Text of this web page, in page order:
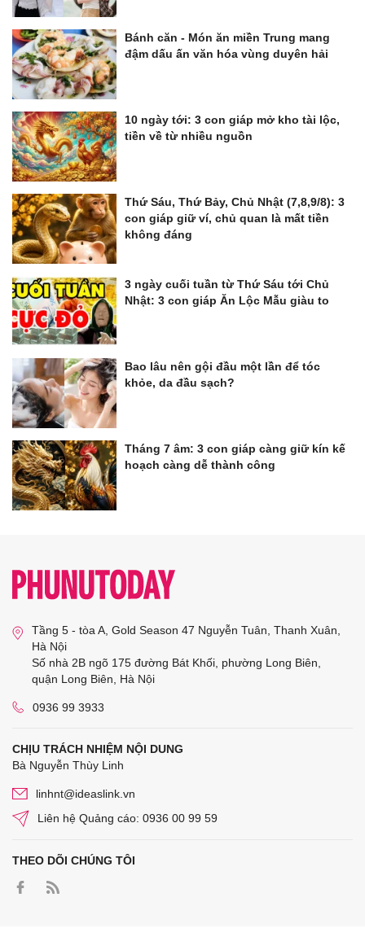
Bánh căn - Món ăn miền Trung mang
đậm dấu ấn văn hóa vùng duyên hải
10 ngày tới: 3 con giáp mở kho tài lộc,
tiền về từ nhiều nguồn
Thứ Sáu, Thứ Bảy, Chủ Nhật (7,8,9/8): 3
con giáp giữ ví, chủ quan là mất tiền
không đáng
3 ngày cuối tuần từ Thứ Sáu tới Chủ
Nhật: 3 con giáp Ăn Lộc Mẫu giàu to
Bao lâu nên gội đầu một lần để tóc
khỏe, da đầu sạch?
Tháng 7 âm: 3 con giáp càng giữ kín kế
hoạch càng dễ thành công
Tầng 5 - tòa A, Gold Season 47 Nguyễn Tuân, Thanh Xuân,
Hà Nội
Số nhà 2B ngõ 175 đường Bát Khối, phường Long Biên,
quận Long Biên, Hà Nội
0936 99 3933
CHỊU TRÁCH NHIỆM NỘI DUNG
Bà Nguyễn Thùy Linh
linhnt@ideaslink.vn
Liên hệ Quảng cáo: 0936 00 99 59
THEO DÕI CHÚNG TÔI